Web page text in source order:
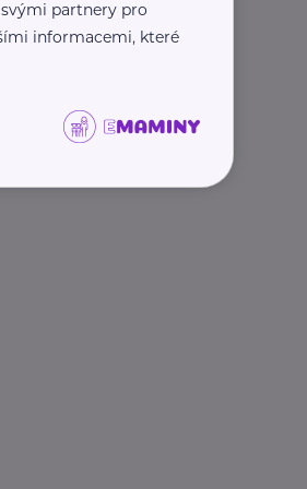
partnery pro
informacemi, které